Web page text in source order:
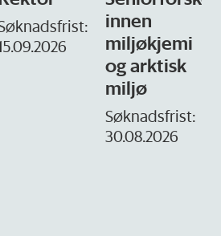
innen
miljøkjemi
og arktisk
miljø
Søknadsfrist:
30.08.2026